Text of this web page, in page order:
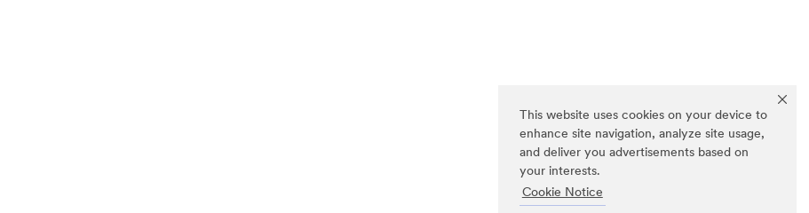
This website uses cookies on your device to
enhance site navigation, analyze site usage,
and deliver you advertisements based on
your interests.
Cookie Notice